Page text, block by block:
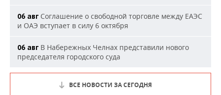
06 авг Соглашение о свободной торговле между ЕАЭС
и ОАЭ вступает в силу 6 октября
06 авг В Набережных Челнах представили нового
председателя городского суда
ВСЕ НОВОСТИ ЗА СЕГОДНЯ